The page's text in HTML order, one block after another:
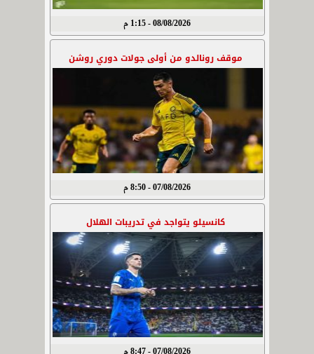
08/08/2026 - 1:15 م
موقف رونالدو من أولى جولات دوري روشن
07/08/2026 - 8:50 م
كانسيلو يتواجد في تدريبات الهلال